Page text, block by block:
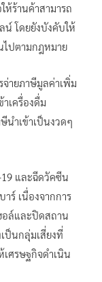
ร้านค้าสามารถ
น์ โดยยังบังคับให้
ไปตามกฎหมาย
ายภาษีมูลค่าเพิ่ม
เครื่องดื่ม
นำเข้าเป็นงวดๆ
19 และฉีดวัคซีน
ร์ เนื่องจากการ
อล์และปิดสถาน
ป็นกลุ่มเสี่ยงที่
เศรษฐกิจดำเนิน